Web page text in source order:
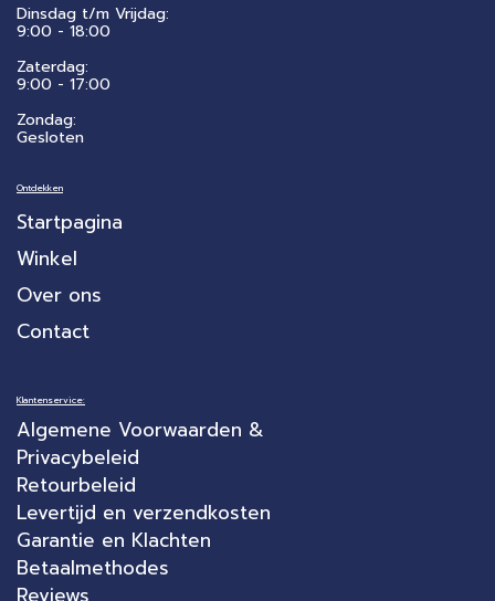
Dinsdag t/m Vrijdag:
9:00 - 18:00
Zaterdag:
​9:00 - 17:00
Zondag:
Gesloten
Ontdekken
Startpagina
Winkel
Over ons
Contact
Klantenservice:
Algemene Voorwaarden &
Privacybeleid
Retourbeleid
Levertijd en verzendkosten
Garantie en Klachten
Betaalmethodes
Reviews